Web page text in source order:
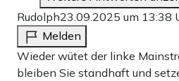
Rudolph23.09.2025 um 13:38
Melden
Wieder wütet der linke
bleiben Sie standhaft und